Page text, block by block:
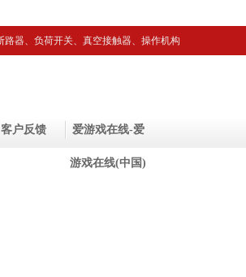
路器、负荷开关、真空接触器、操作机构
客户反馈 爱游戏在线-爱
游戏在线(中国)